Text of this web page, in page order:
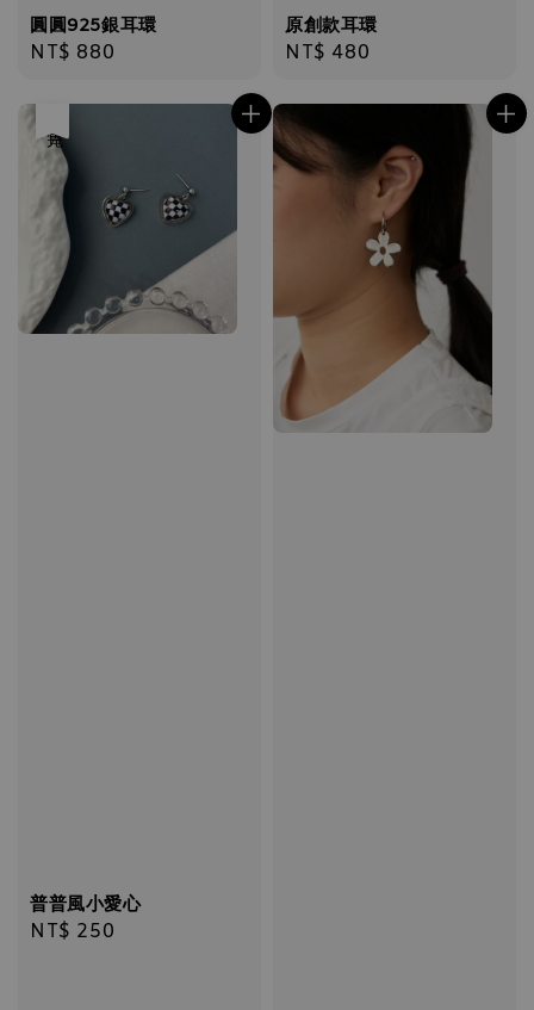
圓圓925銀耳環
Regular
NT$ 880
原創款耳環
Regular
NT$ 480
普普風小愛心
Regular
NT$ 250